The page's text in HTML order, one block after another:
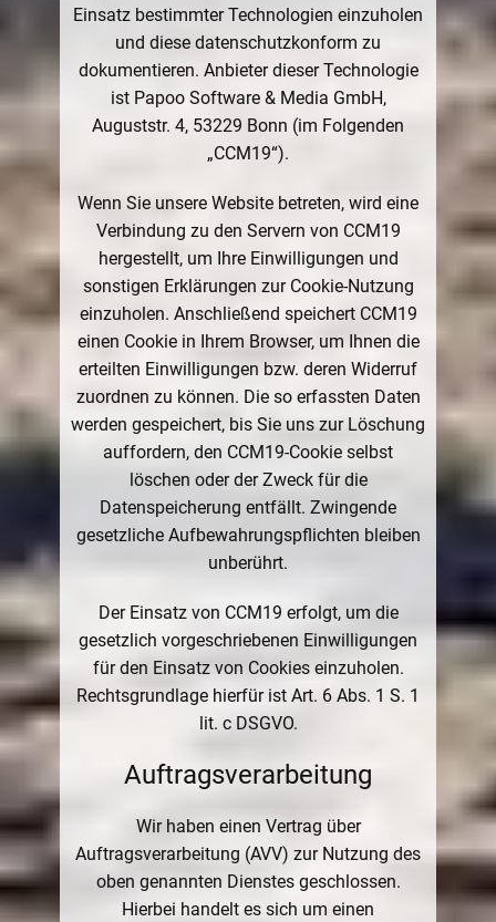
Einsatz bestimmter Technologien einzuholen
und diese datenschutzkonform zu
dokumentieren. Anbieter dieser Technologie
ist Papoo Software & Media GmbH,
Auguststr. 4, 53229 Bonn (im Folgenden
„CCM19“).
Wenn Sie unsere Website betreten, wird eine
Verbindung zu den Servern von CCM19
hergestellt, um Ihre Einwilligungen und
sonstigen Erklärungen zur Cookie-Nutzung
einzuholen. Anschließend speichert CCM19
einen Cookie in Ihrem Browser, um Ihnen die
erteilten Einwilligungen bzw. deren Widerruf
zuordnen zu können. Die so erfassten Daten
werden gespeichert, bis Sie uns zur Löschung
auffordern, den CCM19-Cookie selbst
löschen oder der Zweck für die
Datenspeicherung entfällt. Zwingende
gesetzliche Aufbewahrungspflichten bleiben
unberührt.
Der Einsatz von CCM19 erfolgt, um die
gesetzlich vorgeschriebenen Einwilligungen
für den Einsatz von Cookies einzuholen.
Rechtsgrundlage hierfür ist Art. 6 Abs. 1 S. 1
lit. c DSGVO.
Auftragsverarbeitung
Wir haben einen Vertrag über
Auftragsverarbeitung (AVV) zur Nutzung des
oben genannten Dienstes geschlossen.
Hierbei handelt es sich um einen